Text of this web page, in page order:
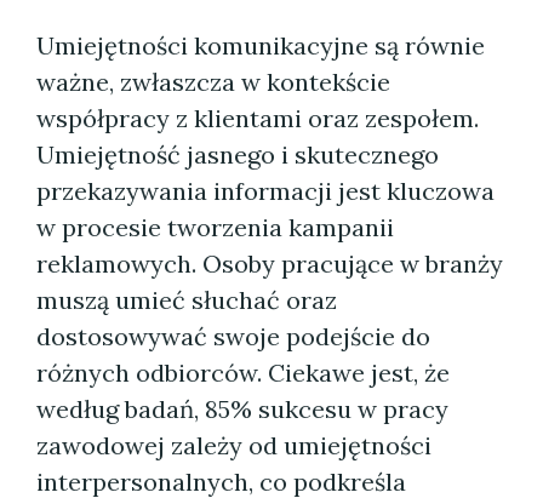
Umiejętności komunikacyjne są równie
ważne, zwłaszcza w kontekście
współpracy z klientami oraz zespołem.
Umiejętność jasnego i skutecznego
przekazywania informacji jest kluczowa
w procesie tworzenia kampanii
reklamowych. Osoby pracujące w branży
muszą umieć słuchać oraz
dostosowywać swoje podejście do
różnych odbiorców. Ciekawe jest, że
według badań, 85% sukcesu w pracy
zawodowej zależy od umiejętności
interpersonalnych, co podkreśla